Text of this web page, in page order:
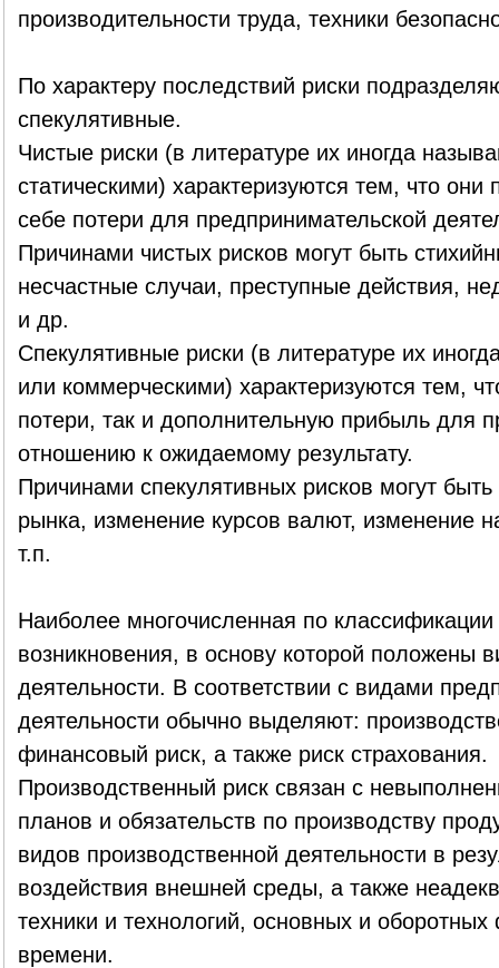
производительности труда, техники
По характеру последствий риски
спекулятивные.
Чистые риски (в литературе их иногда
статическими) характеризуются тем, что они
себе потери для предпринимательской
Причинами чистых рисков могут быть
несчастные случаи, преступные действия,
и др.
Спекулятивные риски (в литературе их
или коммерческими) характеризуются тем,
потери, так и дополнительную прибыль для
отношению к ожидаемому результату.
Причинами спекулятивных рисков могут
рынка, изменение курсов валют, изменение
т.п.
Наиболее многочисленная по
возникновения, в основу которой положены
деятельности. В соответствии с видами
деятельности обычно выделяют:
финансовый риск, а также риск страхования.
Производственный риск связан с
планов и обязательств по производству
видов производственной деятельности в
воздействия внешней среды, а также
техники и технологий, основных и
времени.